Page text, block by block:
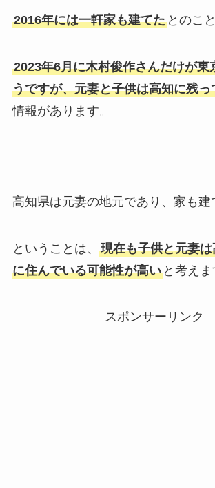
2016年には一軒家も建てたとのこと
2023年6月に木村俊作さんだけが東
うですが、元妻と子供は高知に残っ
情報があります。
高知県は元妻の地元であり、家も建
ということは、 現在も子供と元妻
に住んでいる可能性が高いと考えま
スポンサーリンク